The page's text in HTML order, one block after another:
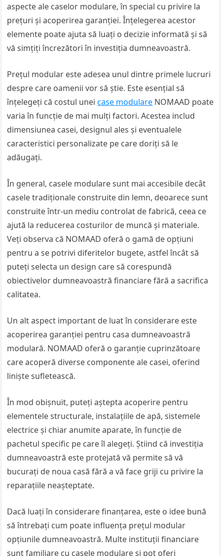
aspecte ale caselor modulare, în special cu privire la
prețuri și acoperirea garanției. Înțelegerea acestor
elemente poate ajuta să luați o decizie informată și să
vă simțiți încrezători în investiția dumneavoastră.
Prețul modular este adesea unul dintre primele lucruri
despre care oamenii vor să știe. Este esențial să
înțelegeți că costul uneicase modulare NOMAAD poate
varia în funcție de mai mulți factori. Acestea includ
dimensiunea casei, designul ales și eventualele
caracteristici personalizate pe care doriți să le
adăugați.
În general, casele modulare sunt mai accesibile decât
casele tradiționale construite din lemn, deoarece sunt
construite într-un mediu controlat de fabrică, ceea ce
ajută la reducerea costurilor de muncă și materiale.
Veți observa că NOMAAD oferă o gamă de opțiuni
pentru a se potrivi diferitelor bugete, astfel încât să
puteți selecta un design care să corespundă
obiectivelor dumneavoastră financiare fără a sacrifica
calitatea.
Un alt aspect important de luat în considerare este
acoperirea garanției pentru casa dumneavoastră
modulară. NOMAAD oferă o garanție cuprinzătoare
care acoperă diverse componente ale casei, oferind
liniște sufletească.
În mod obișnuit, puteți aștepta acoperire pentru
elementele structurale, instalațiile de apă, sistemele
electrice și chiar anumite aparate, în funcție de
pachetul specific pe care îl alegeți. Știind că investiția
dumneavoastră este protejată vă permite să vă
bucurați de noua casă fără a vă face griji cu privire la
reparațiile neașteptate.
Dacă luați în considerare finanțarea, este o idee bună
să întrebați cum poate influența prețul modular
opțiunile dumneavoastră. Multe instituții financiare
sunt familiare cu casele modulare și pot oferi